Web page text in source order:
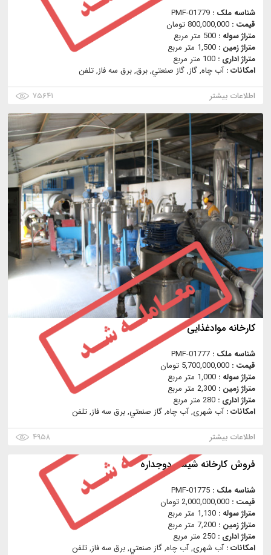
شناسه ملک : PMF-01779
قیمت : 800,000,000 تومان
متراژ سوله : 500 متر مربع
متراژ زمین : 1,500 متر مربع
متراژ اداری : 100 متر مربع
امکانات :آب چاه, گاز, گاز صنعتي, برق, برق سه فاز, تلفن
اطلاعات بیشتر
۷۵۶۴۱
كارخانه موادغذایی
شناسه ملک : PMF-01777
قیمت : 5,700,000,000 تومان
متراژ سوله : 1,000 متر مربع
متراژ زمین : 2,300 متر مربع
متراژ اداری : 280 متر مربع
امکانات :آب شهری, آب چاه, گاز صنعتي, برق سه فاز, تلفن
اطلاعات بیشتر
۴۹۵۸
فروش كارخانه شيشه دوجداره
شناسه ملک : PMF-01775
قیمت : 2,000,000,000 تومان
متراژ سوله : 1,130 متر مربع
متراژ زمین : 7,200 متر مربع
متراژ اداری : 250 متر مربع
امکانات :آب شهری, آب چاه, گاز صنعتي, برق سه فاز, تلفن